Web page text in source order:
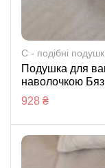
C - подібні
Подушка для
наволочкою
928 ₴